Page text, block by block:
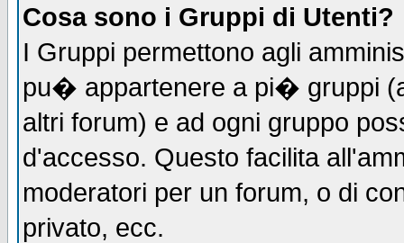
Cosa sono i Gruppi di Utenti?
I Gruppi permettono agli
pu� appartenere a pi� gruppi
altri forum) e ad ogni gruppo
d'accesso. Questo facilita
moderatori per un forum, o di
privato, ecc.